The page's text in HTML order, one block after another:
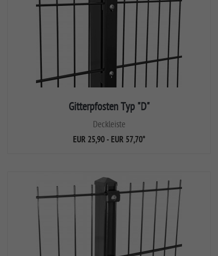
Gitterpfosten Typ "D"
Deckleiste
EUR 25,90 - EUR 57,70*